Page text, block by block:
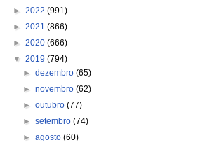
► 2022 (991)
► 2021 (866)
► 2020 (666)
▼ 2019 (794)
►dezembro(65)
►novembro(62)
►outubro(77)
►setembro(74)
►agosto(60)